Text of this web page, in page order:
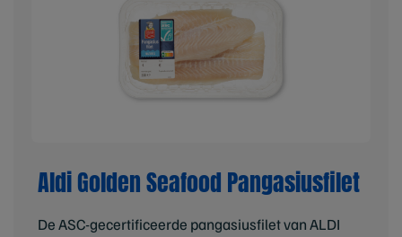
Aldi Golden Seafood Pangasiusfilet
De ASC-gecertificeerde pangasiusfilet van ALDI